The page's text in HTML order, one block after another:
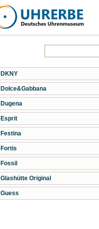
DKNY
Dolce&Gabbana
Dugena
Esprit
Festina
Fortis
Fossil
Glashütte Original
Guess